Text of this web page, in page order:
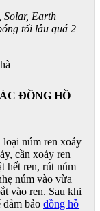
Solar, Earth
tối lâu quá 2
ĐỒNG HỒ
loại núm ren xoáy
cần xoáy ren
hết ren, rút núm
núm vào vừa
vào ren. Sau khi
bảo đồng hồ